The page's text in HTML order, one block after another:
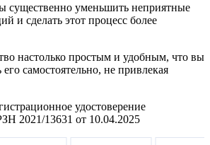
существенно уменьшить неприятные
и сделать этот процесс более
настолько простым и удобным, что вы
самостоятельно, не привлекая
удостоверение
2021/13631 от 10.04.2025